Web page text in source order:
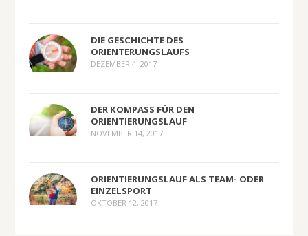
DIE GESCHICHTE DES
ORIENTERUNGSLAUFS
DEZEMBER 4, 2017
DER KOMPASS FÜR DEN
ORIENTIERUNGSLAUF
NOVEMBER 14, 2017
ORIENTIERUNGSLAUF ALS TEAM- ODER
EINZELSPORT
OKTOBER 12, 2017